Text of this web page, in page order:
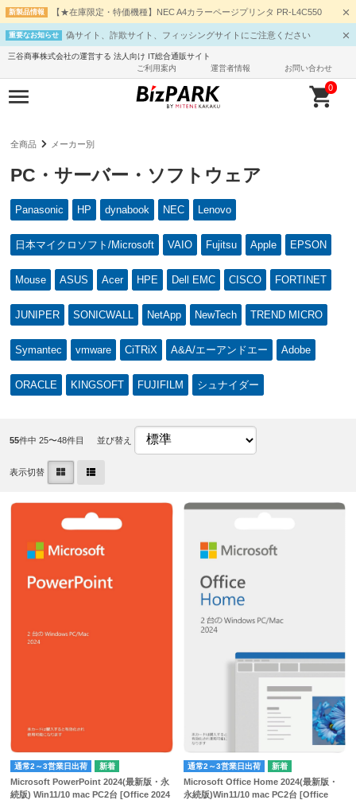
新製品情報 【★在庫限定・特価機種】NEC A4カラーページプリンタ PR-L4C550
重要なお知らせ 偽サイト、詐欺サイト、フィッシングサイトにご注意ください
三谷商事株式会社の運営する 法人向け IT総合通販サイト
ご利用案内
運営者情報 お問い合わせ
0
全商品 メーカー別
PC・サーバー・ソフトウェア
Panasonic HP dynabook NEC Lenovo
日本マイクロソフト/Microsoft VAIO Fujitsu Apple EPSON
Mouse ASUS Acer HPE Dell EMC CISCO FORTINET
JUNIPER SONICWALL NetApp NewTech TREND MICRO
Symantec vmware CiTRiX A&A/エーアンドエー Adobe
ORACLE KINGSOFT FUJIFILM シュナイダー
55件中 25〜48件目 並び替え
表示切替
通常2～3営業日出荷
Microsoft PowerPoint 2024(最新版・永
続版) Win11/10 mac PC2台 [Office 2024
通常2～3営業日出荷
Microsoft Office Home 2024(最新版・
永続版)Win11/10 mac PC2台 [Office